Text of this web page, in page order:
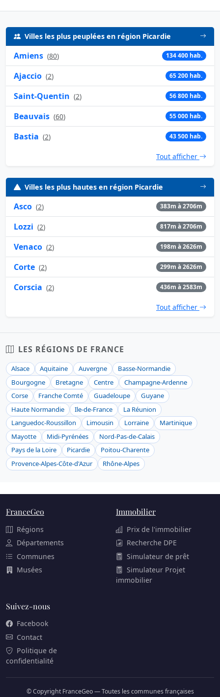
Villes les plus peuplées en région Picardie
Amiens (80) 134 400 hab.
Ajaccio (2) 65 200 hab.
Saint-Quentin (2) 56 800 hab.
Beauvais (60) 55 000 hab.
Bastia (2) 43 500 hab.
Tout afficher
Villes les plus hautes en région Picardie
Asco (2) 383m à 2706m
Lozzi (2) 817m à 2706m
Venaco (2) 198m à 2626m
Corte (2) 299m à 2626m
Corscia (2) 436m à 2583m
Tout afficher
LES RÉGIONS DE FRANCE
Alsace Aquitaine Auvergne
Basse-Normandie
Bourgogne
Bretagne Centre
Champagne-Ardenne
Corse
Franche Comté Guadeloupe
Guyane
Haute Normandie
Ile-de-France
La Réunion
Languedoc-Roussillon
Limousin Lorraine
Martinique
Mayotte
Midi-Pyrénées
Nord-Pas-de-Calais
Pays de la Loire
Picardie
Poitou-Charente
Provence-Alpes-Côte-d'Azur
Rhône-Alpes
FranceGeo
Régions
Départements
Communes
Musées
Immobilier
Prix de l'immobilier
Recherche DPE
Simulateur de prêt
Simulateur Projet
immobilier
Suivez-nous
Facebook
Contact
Politique de
confidentialité
© Copyright FranceGeo — Toutes les communes françaises